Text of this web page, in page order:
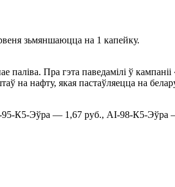
зьмяншаюцца на 1 капейку.
паліва. Пра гэта паведамілі ў
на нафту, якая пастаўляецца на
95-К5-Эўра — 1,67 руб., АІ-98-К5-